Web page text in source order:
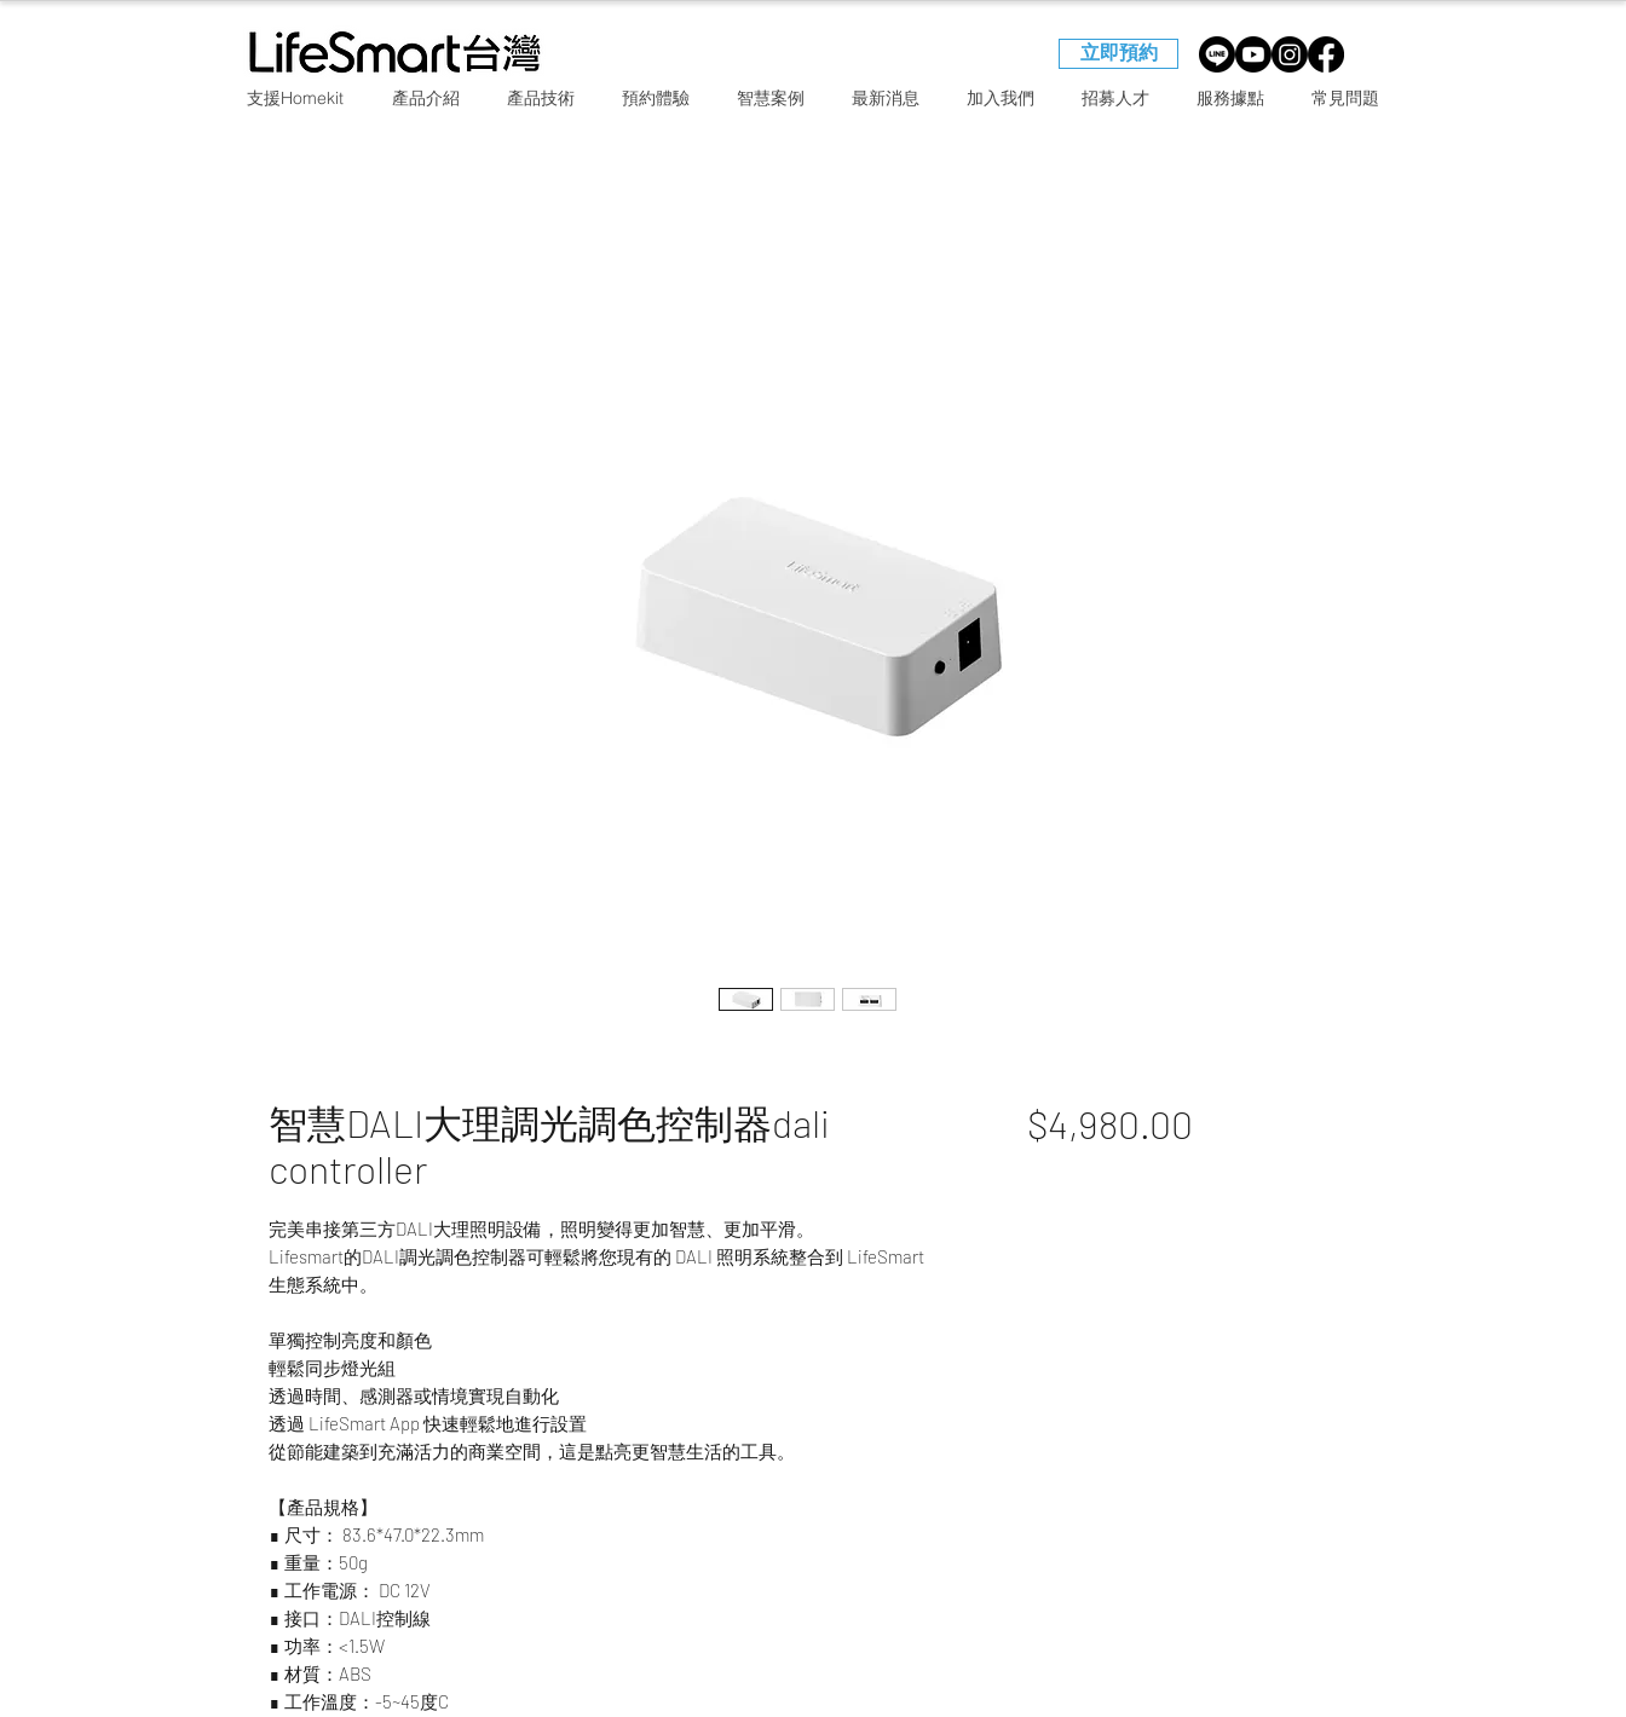
立即預約
支援Homekit 產品介紹 產品技術 預約體驗 智慧案例 最新消息 加入我們 招募人才 服務據點 常見問題
智慧DALI大理調光調色控制器dali
controller
完美串接第三方DALI大理照明設備，照明變得更加智慧、更加平滑。
Lifesmart的DALI調光調色控制器可輕鬆將您現有的 DALI 照明系統整合到 LifeSmart
生態系統中。
單獨控制亮度和顏色
輕鬆同步燈光組
透過時間、感測器或情境實現自動化
透過 LifeSmart App 快速輕鬆地進行設置
從節能建築到充滿活力的商業空間，這是點亮更智慧生活的工具。
【產品規格】
∎ 尺寸： 83.6*47.0*22.3mm
∎ 重量：50g
∎ 工作電源： DC 12V
∎ 接口：DALI控制線
∎ 功率：<1.5W
∎ 材質：ABS
∎ 工作溫度：-5~45度C
$4,980.00